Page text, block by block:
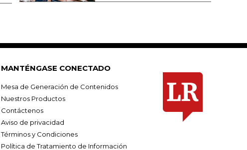
MANTÉNGASE CONECTADO
Mesa de Generación de Contenidos
Nuestros Productos
Contáctenos
Aviso de privacidad
Términos y Condiciones
Política de Tratamiento de Información